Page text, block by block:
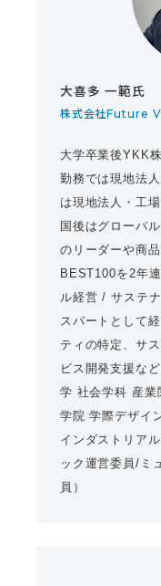
⼤喜多 ⼀範氏
株式会社Future
大学卒業後YKK
勤務では現地法
は現地法人・工
国後はグローバ
のリーダーや商
BEST100を2年
ル経営 / サステ
スパートとして
ティの特定、サ
ビス開発支援な
学 社会学科 産業
学院 学際デザイ
インダストリア
ック運営委員/ミ
員）